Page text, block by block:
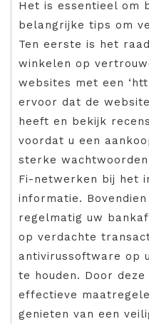
Het is essentieel om
belangrijke tips om
Ten eerste is het
winkelen op
websites met een
ervoor dat de
heeft en bekijk
voordat u een
sterke
Fi-netwerken bij het
informatie.
regelmatig uw
op verdachte
antivirussoftware op
te houden. Door deze
effectieve
genieten van een